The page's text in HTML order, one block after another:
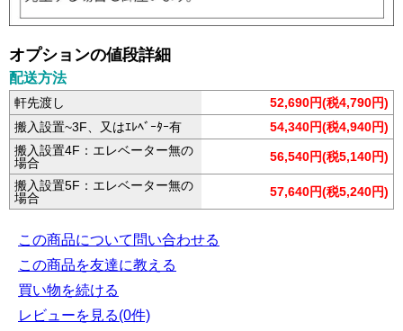
オプションの値段詳細
配送方法
軒先渡し
52,690円(税4,790円)
搬入設置~3F、又はｴﾚﾍﾞｰﾀｰ有
54,340円(税4,940円)
搬入設置4F：エレベーター無の
場合
56,540円(税5,140円)
搬入設置5F：エレベーター無の
場合
57,640円(税5,240円)
この商品について問い合わせる
この商品を友達に教える
買い物を続ける
レビューを見る(0件)